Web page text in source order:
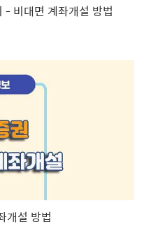
비대면 계좌개설 방법
개설 방법